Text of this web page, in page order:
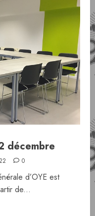
décembre
0
d’OYE est
de...